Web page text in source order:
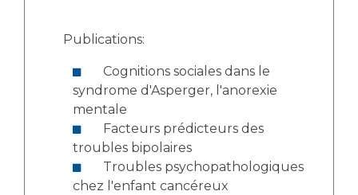
Publications:
syndrome d'Asperger, l'anorexie
mentale
troubles bipolaires
chez l'enfant cancéreux